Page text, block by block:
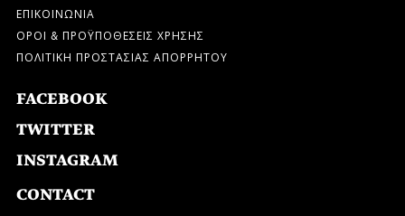
ΕΠΙΚΟΙΝΩΝΙΑ
ΟΡΟΙ & ΠΡΟΫΠΟΘΕΣΕΙΣ ΧΡΗΣΗΣ
ΠΟΛΙΤΙΚΗ ΠΡΟΣΤΑΣΙΑΣ ΑΠΟΡΡΗΤΟΥ
FACEBOOK
TWITTER
INSTAGRAM
CONTACT